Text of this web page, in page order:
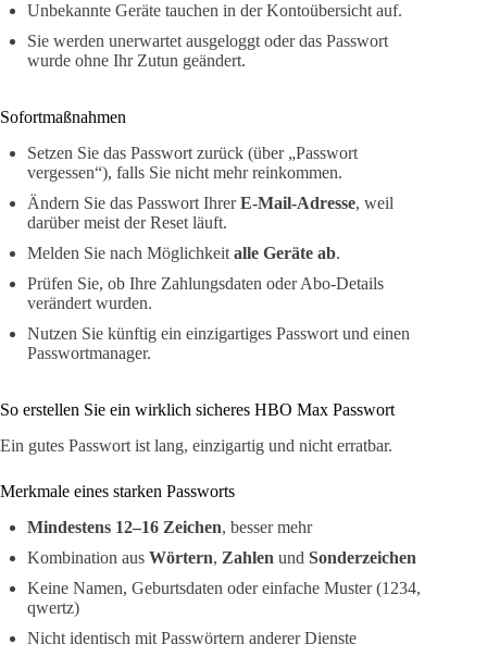
Unbekannte Geräte tauchen in der Kontoübersicht auf.
Sie werden unerwartet ausgeloggt oder das Passwort
wurde ohne Ihr Zutun geändert.
Sofortmaßnahmen
Setzen Sie das Passwort zurück (über „Passwort
vergessen“), falls Sie nicht mehr reinkommen.
Ändern Sie das Passwort IhrerE-Mail-Adresse, weil
darüber meist der Reset läuft.
Melden Sie nach Möglichkeit alle Geräte ab.
Prüfen Sie, ob Ihre Zahlungsdaten oder Abo-Details
verändert wurden.
Nutzen Sie künftig ein einzigartiges Passwort und einen
Passwortmanager.
So erstellen Sie ein wirklich sicheres HBO Max Passwort
Ein gutes Passwort ist lang, einzigartig und nicht erratbar.
Merkmale eines starken Passworts
Mindestens 12–16 Zeichen, besser mehr
Kombination aus Wörtern, Zahlen und Sonderzeichen
Keine Namen, Geburtsdaten oder einfache Muster (1234,
qwertz)
Nicht identisch mit Passwörtern anderer Dienste